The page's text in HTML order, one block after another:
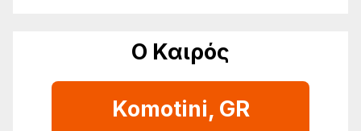
Ο Καιρός
Komotini, GR